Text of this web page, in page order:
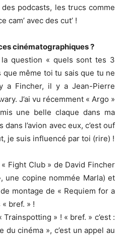
podcasts, les trucs comme
cam’ avec des cut’ !
cinématographiques ?
question « quels sont tes 3
même toi tu sais que tu ne
a Fincher, il y a Jean-Pierre
J’ai vu récemment « Argo »
une belle claque dans ma
dans l’avion avec eux, c’est ouf
je suis influencé par toi (rire) !
Fight Club » de David Fincher
une copine nommée Marla) et
montage de « Requiem for a
bref. » !
» ! « bref. » c’est :
du cinéma », c’est un appel au